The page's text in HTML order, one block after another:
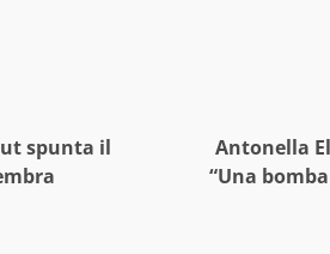
spunta il
Antonella
“Una